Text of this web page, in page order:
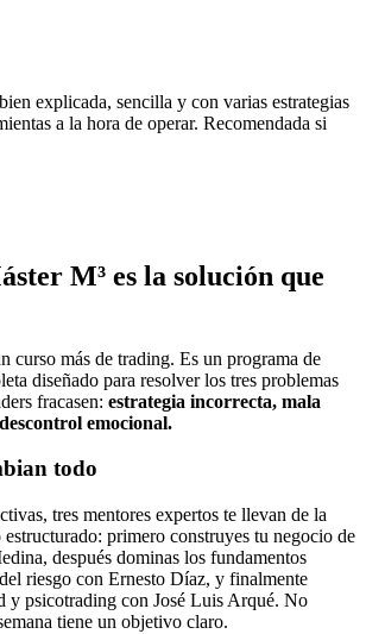
explicada, sencilla y con varias estrategias
a la hora de operar. Recomendada si
M³ es la solución que
curso más de trading. Es un programa de
diseñado para resolver los tres problemas
fracasen: estrategia incorrecta, mala
emocional.
todo
tres mentores expertos te llevan de la
primero construyes tu negocio de
después dominas los fundamentos
riesgo con Ernesto Díaz, y finalmente
y psicotrading con José Luis Arqué. No
tiene un objetivo claro.